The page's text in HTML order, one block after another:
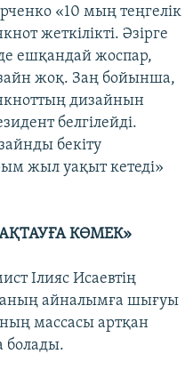
«10 мың теңгелік
жеткілікті. Әзірге
ешқандай жоспар,
жоқ. Заң бойынша,
дизайнын
белгілейді.
бекіту
жыл уақыт кетеді»
КӨМЕК»
Ілияс Исаевтің
айналымға шығуы
массасы артқан
болады.